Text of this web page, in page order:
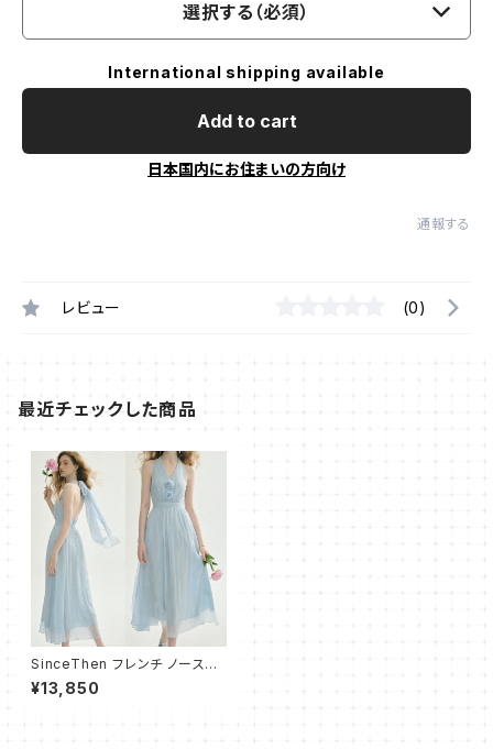
選択する（必須）
International shipping available
Add to cart
日本国内にお住まいの方向け
通報する
レビュー (0)
最近チェックした商品
SinceThen フレンチ ノースリ
¥13,850